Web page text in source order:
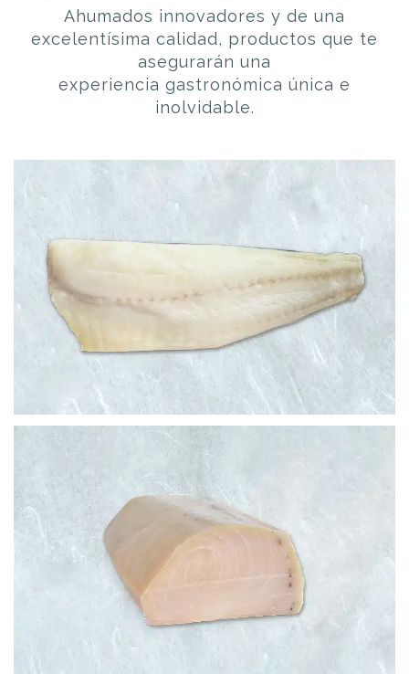
Ahumados innovadores y de una
excelentísima calidad, productos que te
asegurarán una
experiencia gastronómica única e
inolvidable.
BACALAO DE ISLANDIA